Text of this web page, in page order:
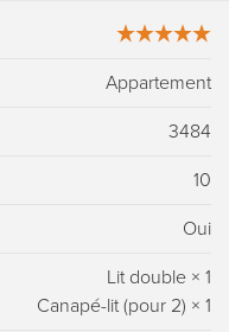
Appartement
3484
10
Oui
Lit double × 1
Canapé-lit (pour 2) × 1